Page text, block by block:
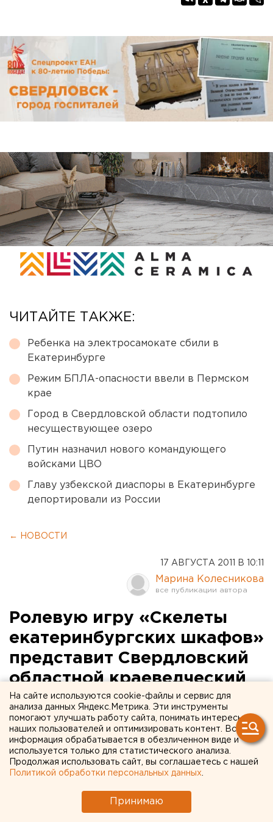
ЧИТАЙТЕ ТАКЖЕ:
Ребенка на электросамокате сбили в
Екатеринбурге
Режим БПЛА-опасности ввели в Пермском
крае
Город в Свердловской области подтопило
несуществующее озеро
Путин назначил нового командующего
войсками ЦВО
Главу узбекской диаспоры в Екатеринбурге
депортировали из России
← НОВОСТИ
17 АВГУСТА 2011 В 10:11
Марина Колесникова
Ролевую игру «Скелеты
екатеринбургских шкафов»
представит Свердловский
областной краеведческий
музей
Ролевую игру «Скелеты екатеринбургских
шкафов» представит Свердловский областной
краеведческий музей 20 августа, сообщили
агентству ЕАН в пресс-службе учреждения
Ролевую игру «Скелеты екатеринбургских шкафов»
На сайте используются cookie-файлы и сервис для
анализа данных Яндекс.Метрика. Эти инструменты
помогают улучшать работу сайта, понимать интересы
наших пользователей и оптимизировать контент. Вся
информация обрабатывается в обезличенном виде и
используется только для статистического анализа.
Продолжая использовать сайт, вы соглашаетесь с нашей
Политикой обработки персональных данных
Принимаю